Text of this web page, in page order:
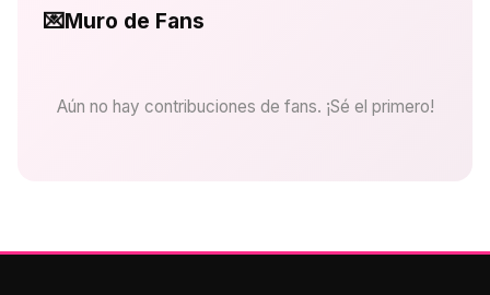
💌Muro de Fans
Aún no hay contribuciones de fans. ¡Sé el primero!